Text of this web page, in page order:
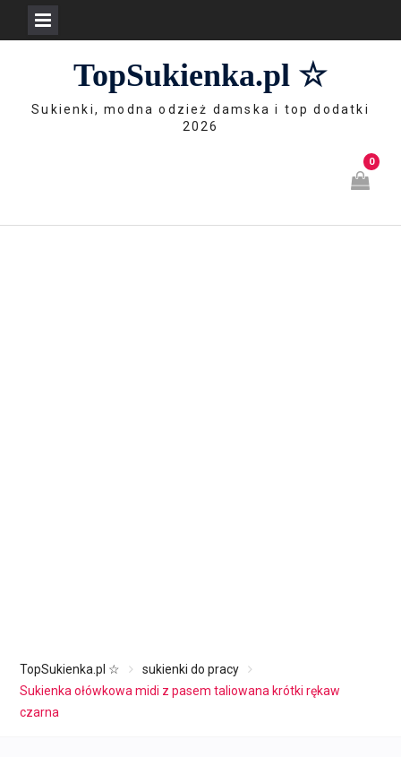
TopSukienka.pl ☆
Sukienki, modna odzież damska i top dodatki
2026
0
TopSukienka.pl ☆
sukienki do pracy
Sukienka ołówkowa midi z pasem taliowana krótki rękaw
czarna